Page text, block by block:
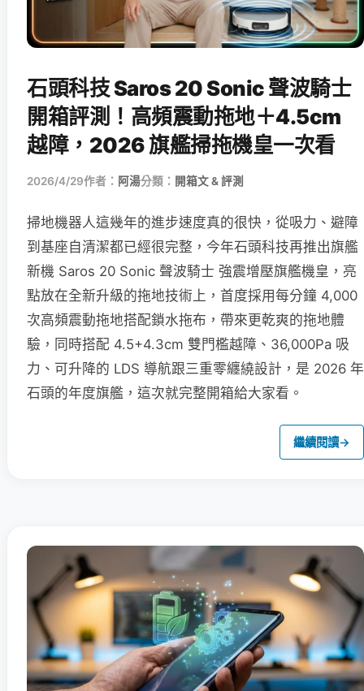
石頭科技 Saros 20 Sonic 聲波騎士
開箱評測！高頻震動拖地＋4.5cm
越障，2026 旗艦掃拖機皇一次看
2026/4/29作者： 阿湯分類： 開箱文 & 評測
掃地機器人這幾年的進步速度真的很快，從吸力、避障
到基座自清潔都已經很完整，今年石頭科技再推出旗艦
新機 Saros 20 Sonic 聲波騎士 強震增壓旗艦機皇，亮
點放在全新升級的拖地技術上，首度採用每分鐘 4,000
次高頻震動拖地搭配鎖水拖布，帶來更乾爽的拖地體
驗，同時搭配 4.5+4.3cm 雙門檻越障、36,000Pa 吸
力、可升降的 LDS 導航跟三重零纏繞設計，是 2026 年
石頭的年度旗艦，這次就完整開箱給大家看。
繼續閱讀→